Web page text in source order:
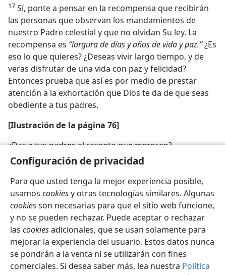
Configuración de privacidad
Para que usted tenga la mejor experiencia posible,
usamos cookiesy otras tecnologías similares. Algunas
cookiesson necesarias para que el sitio web funcione,
y no se pueden rechazar. Puede aceptar o rechazar
las cookiesadicionales, que se usan solamente para
mejorar la experiencia del usuario. Estos datos nunca
se pondrán a la venta ni se utilizarán con fines
comerciales. Si desea saber más, lea nuestra Política
17 Sí, ponte a pensar en la recompensa que recibirán
las personas que observan los mandamientos de
nuestro Padre celestial y que no olvidan Su ley. La
recompensa es “largura de días y años de vida y paz.”¿Es
eso lo que quieres? ¿Deseas vivir largo tiempo, y de
veras disfrutar de una vida con paz y felicidad?
Entonces prueba que así es por medio de prestar
atención a la exhortación que Dios te da de que seas
obediente a tus padres.
[Ilustración de la página 76]
¿Das a tus padres el respeto que merecen?
Español Compartir Configuración
Copyright© 2026 Watch Tower Bible and Tract Society of Pennsylvania
Condiciones de uso
Política de privacidad
Configuración de privacidad
JW.ORG Iniciar sesión